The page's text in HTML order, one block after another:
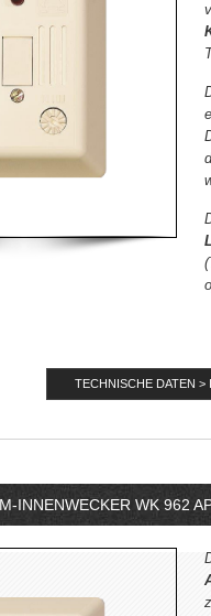
TECHNISCHE DATEN >
INNENWECKER WK 962